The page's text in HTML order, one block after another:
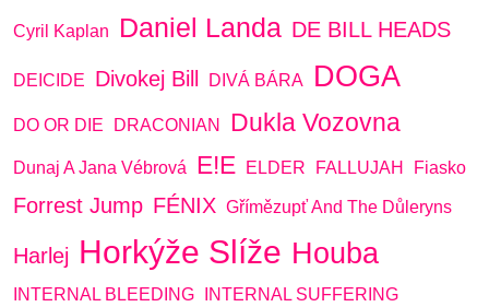
Cyril Kaplan Daniel Landa DE BILL HEADS
DEICIDE Divokej Bill DIVÁ BÁRA DOGA
DO OR DIE DRACONIAN Dukla Vozovna
Dunaj A Jana Vébrová E!E ELDER FALLUJAH Fiasko
Forrest Jump FÉNIX Gřímězupť And The Důleryns
Harlej Horkýže Slíže Houba
INTERNAL BLEEDING
INTERNAL SUFFERING